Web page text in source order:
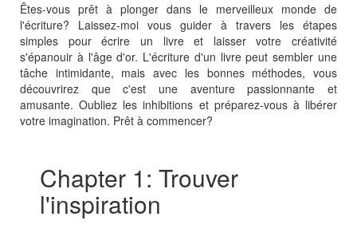
Êtes-vous prêt à plonger dans le merveilleux monde de
l'écriture? Laissez-moi vous guider à travers les étapes
simples pour écrire un livre et laisser votre créativité
s'épanouir à l'âge d'or. L'écriture d'un livre peut sembler une
tâche intimidante, mais avec les bonnes méthodes, vous
découvrirez que c'est une aventure passionnante et
amusante. Oubliez les inhibitions et préparez-vous à libérer
votre imagination. Prêt à commencer?
Chapter 1: Trouver
l'inspiration